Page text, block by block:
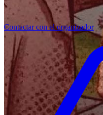
Contactar con el organizador